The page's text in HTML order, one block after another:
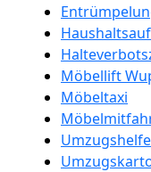
Möbellift
Möbeltaxi